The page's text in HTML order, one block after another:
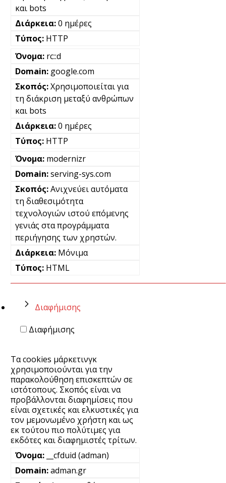
και bots
0 ημέρες
HTTP
rc::d
google.com
Χρησιμοποιείται για
τη διάκριση μεταξύ ανθρώπων
και bots
0 ημέρες
HTTP
modernizr
serving-sys.com
Ανιχνεύει αυτόματα
τη διαθεσιμότητα
τεχνολογιών ιστού επόμενης
γενιάς στα προγράμματα
περιήγησης των χρηστών.
Μόνιμα
HTML
Διαφήμισης
Διαφήμισης
Τα cookies μάρκετινγκ
χρησιμοποιούνται για την
παρακολούθηση επισκεπτών σε
ιστότοπους. Σκοπός είναι να
προβάλλονται διαφημίσεις που
είναι σχετικές και ελκυστικές για
τον μεμονωμένο χρήστη και ως
εκ τούτου πιο πολύτιμες για
εκδότες και διαφημιστές τρίτων.
__cfduid (adman)
adman.gr